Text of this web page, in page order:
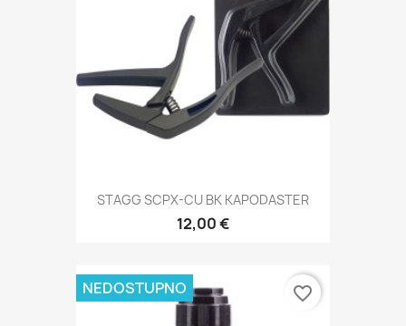
STAGG SCPX-CU BK KAPODASTER
12,00 €
NEDOSTUPNO favorite_border